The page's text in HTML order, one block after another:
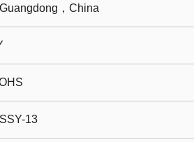
Guangdong，China
SSY-13